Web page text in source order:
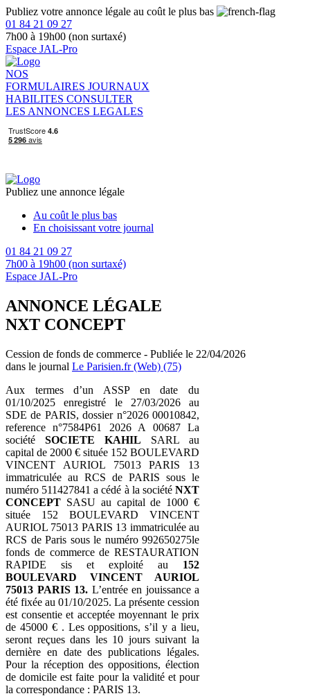
Publiez votre annonce légale au coût le plus bas
01 84 21 09 27
7h00 à 19h00 (non surtaxé)
Espace JAL-Pro
NOS
FORMULAIRES JOURNAUX
HABILITES CONSULTER
LES ANNONCES LEGALES
Publiez une annonce légale
Au coût le plus bas
En choisissant votre journal
01 84 21 09 27
7h00 à 19h00 (non surtaxé)
Espace JAL-Pro
ANNONCE LÉGALE
NXT CONCEPT
Cession de fonds de commerce - Publiée le 22/04/2026
dans le journal Le Parisien.fr (Web) (75)
Aux termes d’un ASSP en date du
01/10/2025 enregistré le 27/03/2026 au
SDE de PARIS, dossier n°2026 00010842,
reference n°7584P61 2026 A 00687 La
société SOCIETE KAHIL SARL au
capital de 2000 € située 152 BOULEVARD
VINCENT AURIOL 75013 PARIS 13
immatriculée au RCS de PARIS sous le
numéro 511427841 a cédé à la société NXT
CONCEPT SASU au capital de 1000 €
située 152 BOULEVARD VINCENT
AURIOL 75013 PARIS 13 immatriculée au
RCS de Paris sous le numéro 992650275le
fonds de commerce de RESTAURATION
RAPIDE sis et exploité au 152
BOULEVARD VINCENT AURIOL
75013 PARIS 13. L’entrée en jouissance a
été fixée au 01/10/2025. La présente cession
est consentie et acceptée moyennant le prix
de 45000 € . Les oppositions, s’il y a lieu,
seront reçues dans les 10 jours suivant la
dernière en date des publications légales.
Pour la réception des oppositions, élection
de domicile est faite pour la validité et pour
la correspondance : PARIS 13.